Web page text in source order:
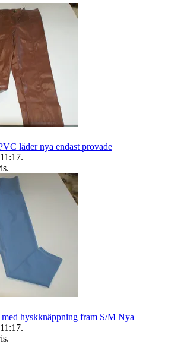
läder nya endast provade
.
.
hyskknäppning fram S/M Nya
.
.